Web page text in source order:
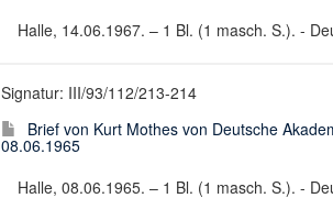
Halle, 14.06.1967. – 1 Bl. (1 masch. S.). -
Signatur: III/93/112/213-214
Brief von Kurt Mothes von Deutsche
08.06.1965
Halle, 08.06.1965. – 1 Bl. (1 masch. S.). -